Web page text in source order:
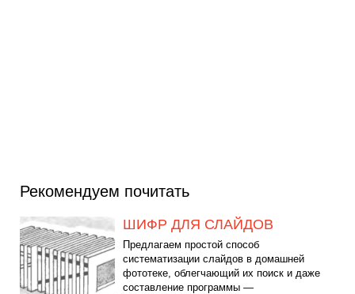
Рекомендуем почитать
ШИФР ДЛЯ СЛАЙДОВ
Предлагаем простой способ
систематизации слайдов в домашней
фототеке, облегчающий их поиск и даже
составление программы —